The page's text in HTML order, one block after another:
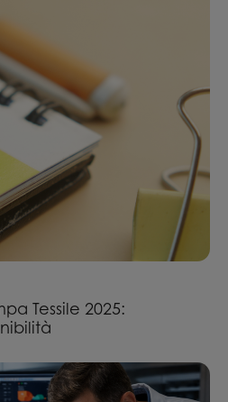
Tessile 2025: